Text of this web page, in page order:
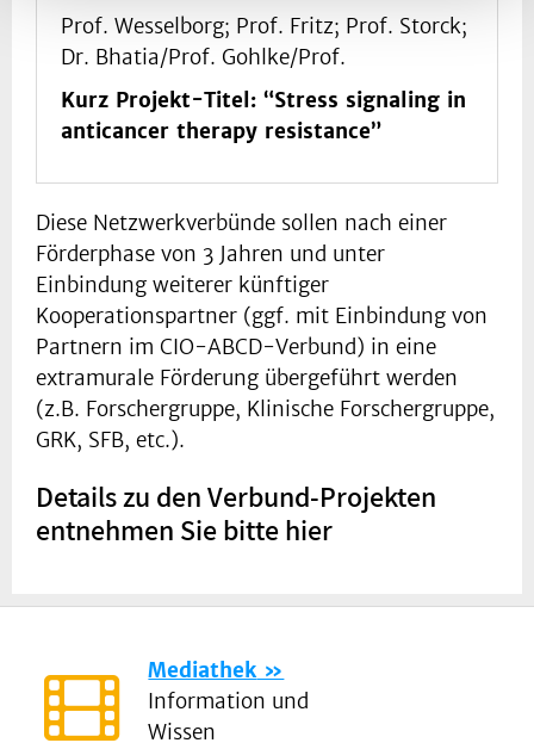
Prof. Wesselborg; Prof. Fritz; Prof. Storck;
Dr. Bhatia/Prof. Gohlke/Prof.
Kurz Projekt-Titel: “Stress signaling in
anticancer therapy resistance”
Diese Netzwerkverbünde sollen nach einer
Förderphase von 3 Jahren und unter
Einbindung weiterer künftiger
Kooperationspartner (ggf. mit Einbindung von
Partnern im CIO-ABCD-Verbund) in eine
extramurale Förderung übergeführt werden
(z.B. Forschergruppe, Klinische Forschergruppe,
GRK, SFB, etc.).
Details zu den Verbund-Projekten
entnehmen Sie bitte hier
Mediathek
Information und
Wissen